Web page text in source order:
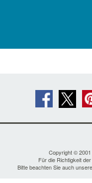
Copyright © 2001
Für die Richtigkeit
Bitte beachten Sie auch unsere